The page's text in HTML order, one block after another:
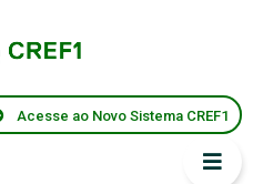
Acesse ao Novo Sistema CREF1
Levy